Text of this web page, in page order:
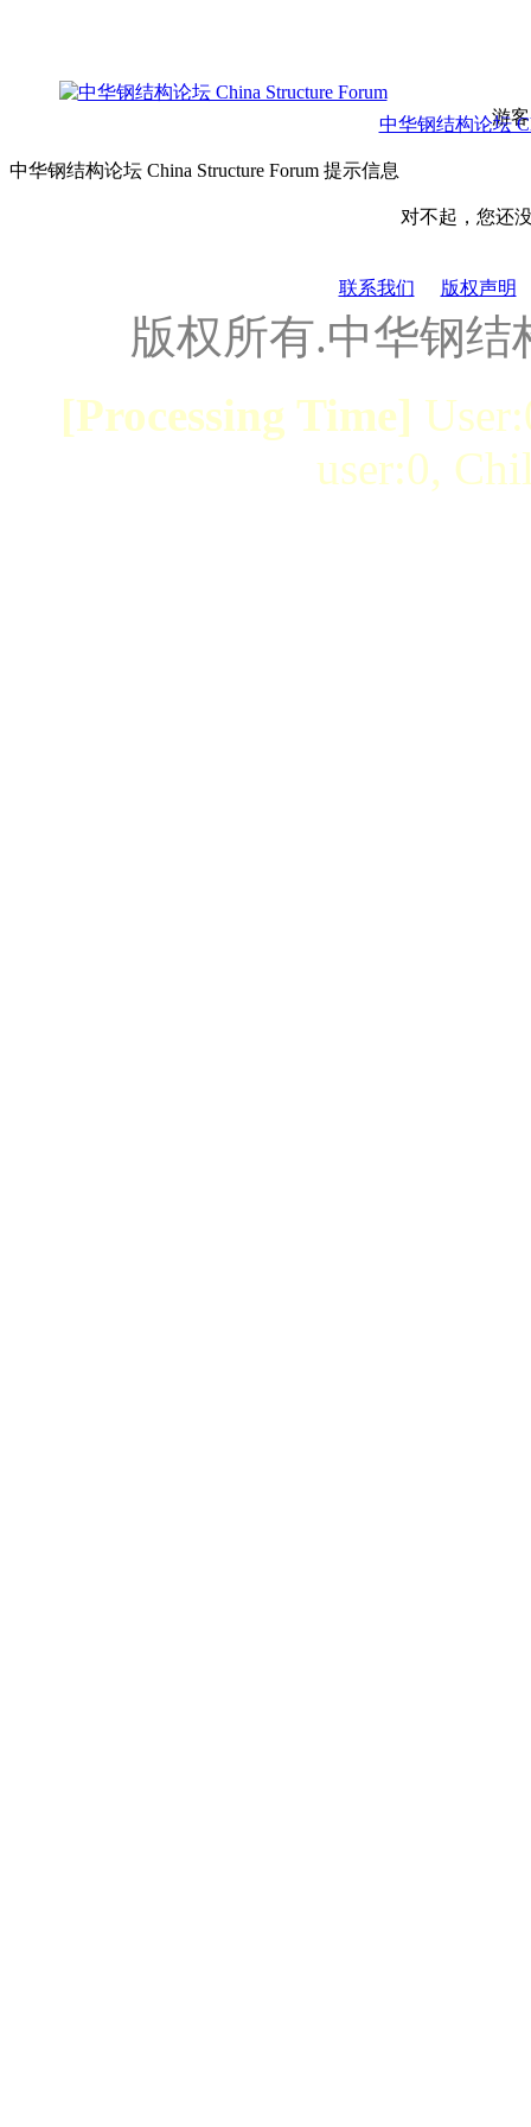
游
中华钢结构论坛
中华钢结构论坛 China Structure Forum 提示信息
对不起，您还
联系我们 版权声明
版权所有.中华钢
[Processing Time]
user:0,